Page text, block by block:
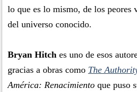
lo que es lo mismo, de los peores
del universo conocido.
Bryan Hitch es uno de esos
gracias a obras como The
América: Renacimiento que puso